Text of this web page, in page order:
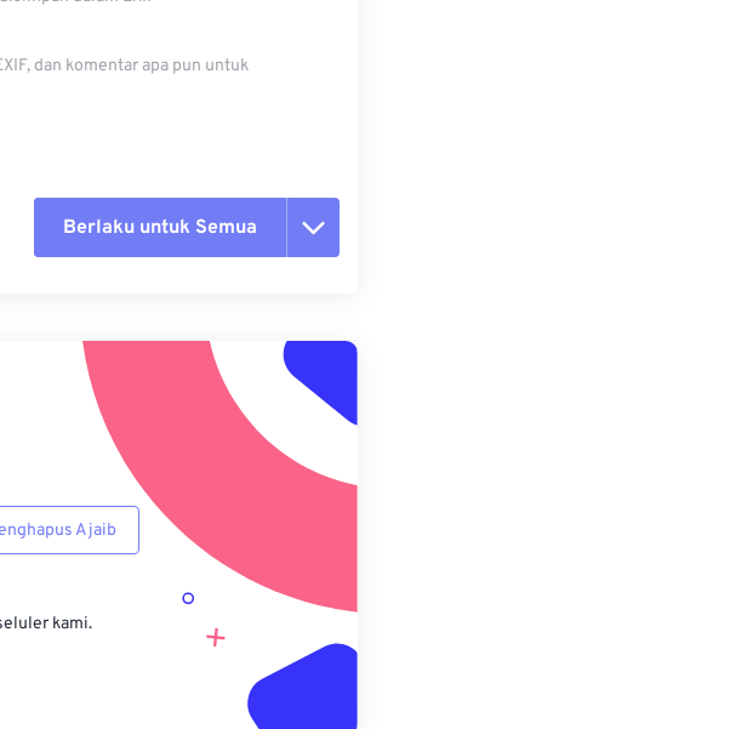
dan komentar apa pun untuk
Berlaku untuk Semua
Terapkan dari Preset
Simpan sebagai Preset
Ajaib
kami.